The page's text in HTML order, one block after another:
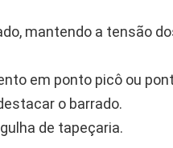
mantendo a tensão
em ponto picô ou
o barrado.
de tapeçaria.